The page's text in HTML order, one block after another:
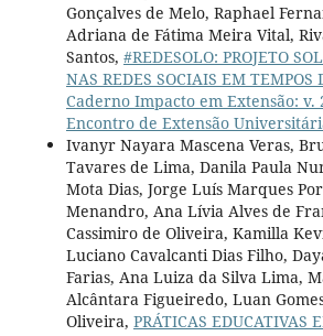
Gonçalves de Melo, Raphael
Adriana de Fátima Meira Vital,
Santos, #REDESOLO: PROJETO
NAS REDES SOCIAIS EM TEMPOS
Caderno Impacto em Extensão: v.
Encontro de Extensão
Ivanyr Nayara Mascena Veras,
Tavares de Lima, Danila Paula
Mota Dias, Jorge Luís Marques
Menandro, Ana Lívia Alves de
Cassimiro de Oliveira, Kamilla
Luciano Cavalcanti Dias Filho,
Farias, Ana Luiza da Silva Lima,
Alcântara Figueiredo, Luan
Oliveira, PRÁTICAS EDUCATIVAS